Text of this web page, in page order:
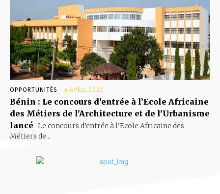
OPPORTUNITÉS 4 AVRIL 2022
Bénin : Le concours d’entrée à l’Ecole Africaine
des Métiers de l’Architecture et de l’Urbanisme
lancé Le concours d’entrée à l’Ecole Africaine des
Métiers de...